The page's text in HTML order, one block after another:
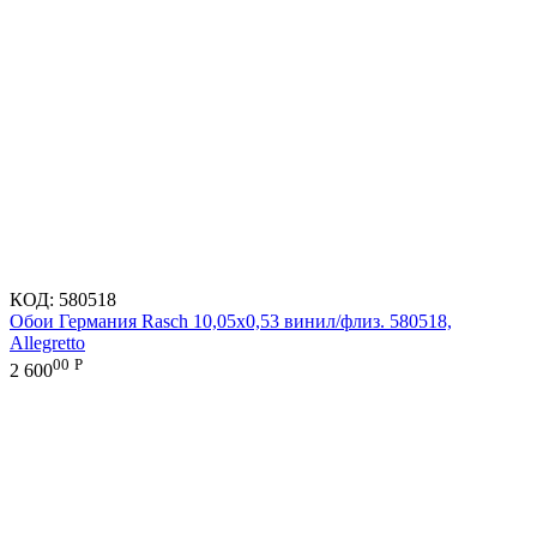
КОД: 580518
Обои Германия Rasch 10,05x0,53 винил/флиз. 580518,
Allegretto
2 60000 Р